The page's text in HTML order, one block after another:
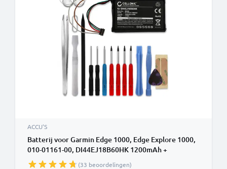
ACCU'S
Batterij voor Garmin Edge 1000, Edge Explore 1000,
010-01161-00, DI44EJ18B60HK 1200mAh +
Gereedschapsset 17dlg van CELLONIC
(33 beoordelingen)